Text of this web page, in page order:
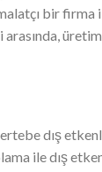
bir
dış
ile dış